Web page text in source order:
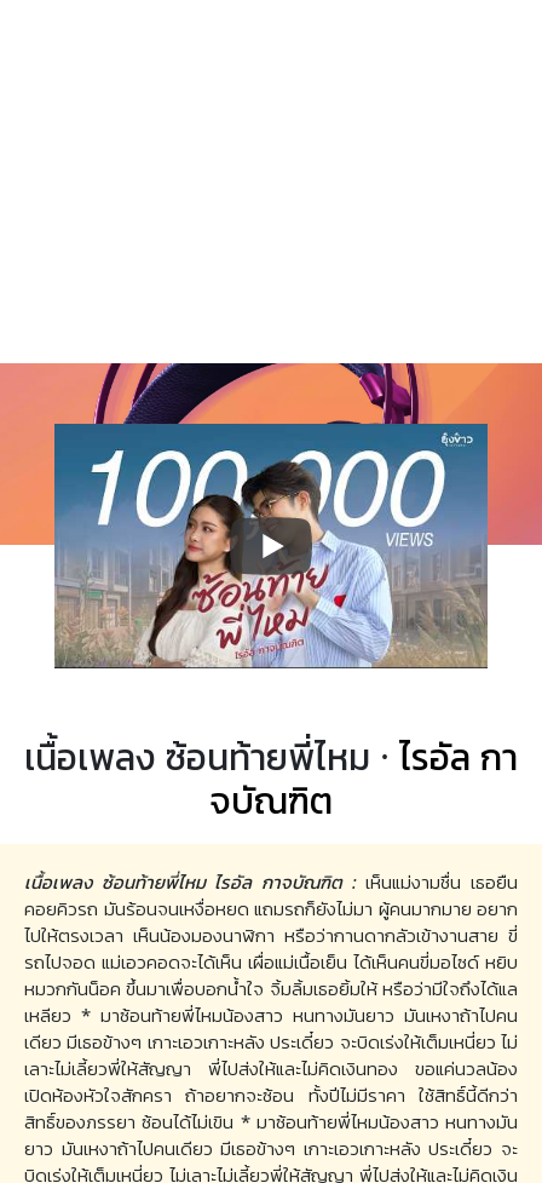
เนื้อเพลง ซ้อนท้ายพี่ไหม · ไรอัล กา
จบัณฑิต
เนื้อเพลง ซ้อนท้ายพี่ไหม ไรอัล กาจบัณฑิต :เห็นแม่งามชื่น เธอยืน
คอยคิวรถ มันร้อนจนเหงื่อหยด แถมรถก็ยังไม่มา ผู้คนมากมาย อยาก
ไปให้ตรงเวลา เห็นน้องมองนาฬิกา หรือว่ากานดากลัวเข้างานสาย ขี่
รถไปจอด แม่เอวคอดจะได้เห็น เผื่อแม่เนื้อเย็น ได้เห็นคนขี่มอไซด์ หยิบ
หมวกกันน็อค ขึ้นมาเพื่อบอกน้ำใจ จิ้มลิ้มเธอยิ้มให้ หรือว่ามีใจถึงได้แล
เหลียว * มาซ้อนท้ายพี่ไหมน้องสาว หนทางมันยาว มันเหงาถ้าไปคน
เดียว มีเธอข้างๆ เกาะเอวเกาะหลัง ประเดี๋ยว จะบิดเร่งให้เต็มเหนี่ยว ไม่
เลาะไม่เลี้ยวพี่ให้สัญญา พี่ไปส่งให้และไม่คิดเงินทอง ขอแค่นวลน้อง
เปิดห้องหัวใจสักครา ถ้าอยากจะซ้อน ทั้งปีไม่มีราคา ใช้สิทธิ์นี้ดีกว่า
สิทธิ์ของภรรยา ซ้อนได้ไม่เขิน * มาซ้อนท้ายพี่ไหมน้องสาว หนทางมัน
ยาว มันเหงาถ้าไปคนเดียว มีเธอข้างๆ เกาะเอวเกาะหลัง ประเดี๋ยว จะ
บิดเร่งให้เต็มเหนี่ยว ไม่เลาะไม่เลี้ยวพี่ให้สัญญา พี่ไปส่งให้และไม่คิดเงิน